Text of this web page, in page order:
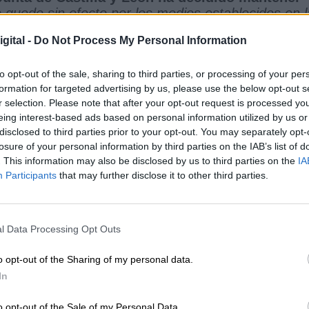
- Do Not Process My Personal Information
opt-out of the sale, sharing to third parties, or processing of your
for targeted advertising by us, please use the below opt-out
selection. Please note that after your opt-out request is processed
interest-based ads based on personal information utilized by us
to third parties prior to your opt-out. You may separately
of your personal information by third parties on the IAB’s list of
This information may also be disclosed by us to third parties on the
Participants that may further disclose it to other third parties.
Data Processing Opt Outs
opt-out of the Sharing of my personal data.
quede sin efecto por los medios establecidos en
de queda aprobado por la Junta de
rZoSu8Hrex
17, 2021
“las cifras de estos días son ciertamente
llamamiento a la tranquilidad y confianza de los
con “las dosis y los plazos
y que “la estrategia contra el virus
de las vacunas y con los plazos comprometidos.
y funcionará.